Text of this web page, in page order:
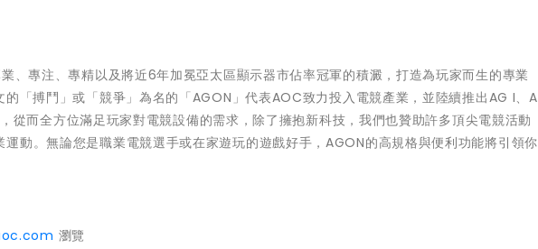
、專注、專精以及將近6年加冕亞太區顯示器市佔率冠軍的積澱，打造為玩家而生的專業
「搏鬥」或「競爭」為名的「AGON」代表AOC致力投入電競產業，並陸續推出AG I、A
從而全方位滿足玩家對電競設備的需求，除了擁抱新科技，我們也贊助許多頂尖電競活動
動。無論您是職業電競選手或在家遊玩的遊戲好手，AGON的高規格與便利功能將引領你
瀏覽